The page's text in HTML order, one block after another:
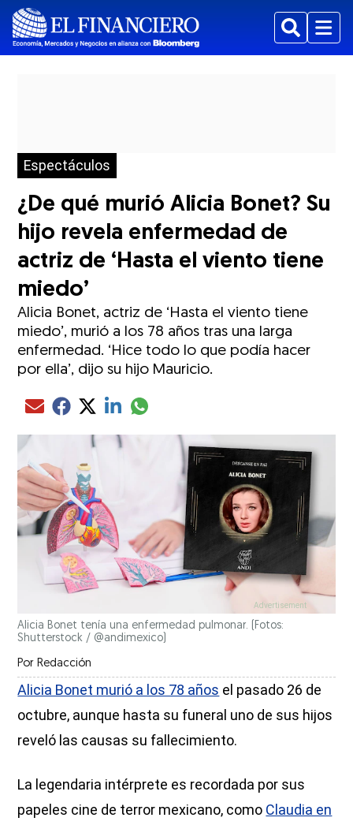
BuscarMenu
Espectáculos
¿De qué murió Alicia Bonet? Su
hijo revela enfermedad de
actriz de ‘Hasta el viento tiene
miedo’
Alicia Bonet, actriz de ‘Hasta el viento tiene
miedo’, murió a los 78 años tras una larga
enfermedad. ‘Hice todo lo que podía hacer
por ella’, dijo su hijo Mauricio.
Compartir el artículo actual mediante Email
Compartir el artículo actual mediante Facebook
Compartir el artículo actual mediante Twitter
Compartir el artículo actual mediante LinkedIn
Compartir el artículo actual mediante
Alicia Bonet tenía una enfermedad pulmonar. (Fotos:
Shutterstock / @andimexico)
Por Redacción
Alicia Bonet murió a los 78 años el pasado 26 de
octubre, aunque hasta su funeral uno de sus hijos
reveló las causas su fallecimiento.
La legendaria intérprete es recordada por sus
papeles cine de terror mexicano, como Claudia en